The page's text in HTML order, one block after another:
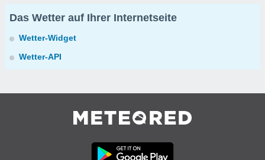
Das Wetter auf Ihrer Internetseite
Wetter-Widget
Wetter-API